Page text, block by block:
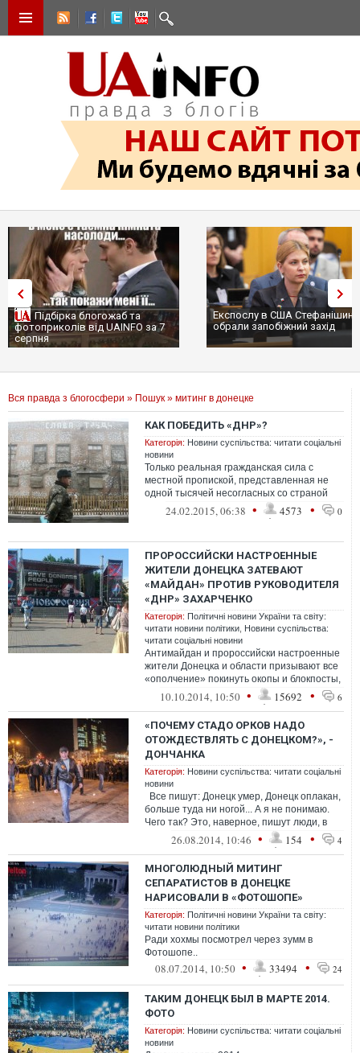
Підбірка блогожаб та
фотоприколів від UAINFO за 7
серпня
Експослу в США
обрали запобіжний захід
Вся правда з блогосфери » Пошук » митинг в донецке
КАК ПОБЕДИТЬ «ДНР»?
Категорія: Новини суспільства: читати соціальні
новини
Только реальная гражданская сила с
местной пропиской, представленная не
одной тысячей несогласных со страной
«ДэНэРэ» на центральной площа...
24.02.2015, 06:38 • 4573 • 0
ПРОРОССИЙСКИ НАСТРОЕННЫЕ
ЖИТЕЛИ ДОНЕЦКА ЗАТЕВАЮТ
«МАЙДАН» ПРОТИВ РУКОВОДИТЕЛЯ
«ДНР» ЗАХАРЧЕНКО
Категорія: Політичні новини України та світу:
читати новини політики Новини суспільства:
читати соціальні новини
Антимайдан и пророссийски настроенные
жители Донецка и области призывают все
«ополчение» покинуть окопы и блокпосты,
чтобы устранить преда...
10.10.2014, 10:50 • 15692 • 6
«ПОЧЕМУ СТАДО ОРКОВ НАДО
ОТОЖДЕСТВЛЯТЬ С ДОНЕЦКОМ?», -
ДОНЧАНКА
Категорія: Новини суспільства: читати соціальні
новини
Все пишут: Донецк умер, Донецк оплакан,
больше туда ни ногой... А я не понимаю.
Чего так? Это, наверное, пишут люди, в
которых не кидали яйца,...
26.08.2014, 10:46 • 154 • 4
МНОГОЛЮДНЫЙ МИТИНГ
СЕПАРАТИСТОВ В ДОНЕЦКЕ
НАРИСОВАЛИ В «ФОТОШОПЕ»
Категорія: Політичні новини України та світу:
читати новини політики
Ради хохмы посмотрел через зумм в
Фотошопе..
08.07.2014, 10:50 • 33494 • 24
ТАКИМ ДОНЕЦК БЫЛ В МАРТЕ 2014.
ФОТО
Категорія: Новини суспільства: читати соціальні
новини